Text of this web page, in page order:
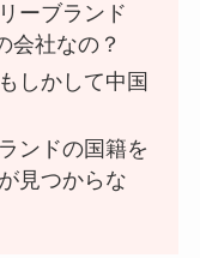
ーブランド
会社なの？
しかして中国
ンドの国籍を
見つからな